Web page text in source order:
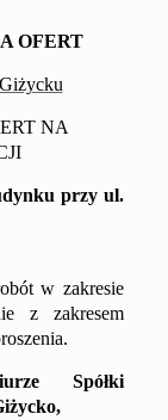
OFERT
NA
przy ul.
w zakresie
z zakresem
Spółki